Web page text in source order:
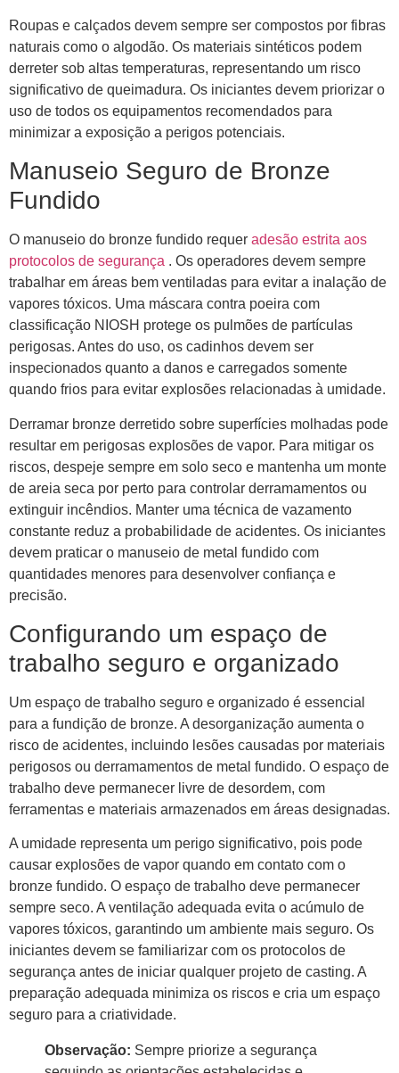
Roupas e calçados devem sempre ser compostos por fibras
naturais como o algodão. Os materiais sintéticos podem
derreter sob altas temperaturas, representando um risco
significativo de queimadura. Os iniciantes devem priorizar o
uso de todos os equipamentos recomendados para
minimizar a exposição a perigos potenciais.
Manuseio Seguro de Bronze
Fundido
O manuseio do bronze fundido requer adesão estrita aos
protocolos de segurança . Os operadores devem sempre
trabalhar em áreas bem ventiladas para evitar a inalação de
vapores tóxicos. Uma máscara contra poeira com
classificação NIOSH protege os pulmões de partículas
perigosas. Antes do uso, os cadinhos devem ser
inspecionados quanto a danos e carregados somente
quando frios para evitar explosões relacionadas à umidade.
Derramar bronze derretido sobre superfícies molhadas pode
resultar em perigosas explosões de vapor. Para mitigar os
riscos, despeje sempre em solo seco e mantenha um monte
de areia seca por perto para controlar derramamentos ou
extinguir incêndios. Manter uma técnica de vazamento
constante reduz a probabilidade de acidentes. Os iniciantes
devem praticar o manuseio de metal fundido com
quantidades menores para desenvolver confiança e
precisão.
Configurando um espaço de
trabalho seguro e organizado
Um espaço de trabalho seguro e organizado é essencial
para a fundição de bronze. A desorganização aumenta o
risco de acidentes, incluindo lesões causadas por materiais
perigosos ou derramamentos de metal fundido. O espaço de
trabalho deve permanecer livre de desordem, com
ferramentas e materiais armazenados em áreas designadas.
A umidade representa um perigo significativo, pois pode
causar explosões de vapor quando em contato com o
bronze fundido. O espaço de trabalho deve permanecer
sempre seco. A ventilação adequada evita o acúmulo de
vapores tóxicos, garantindo um ambiente mais seguro. Os
iniciantes devem se familiarizar com os protocolos de
segurança antes de iniciar qualquer projeto de casting. A
preparação adequada minimiza os riscos e cria um espaço
seguro para a criatividade.
Observação: Sempre priorize a segurança